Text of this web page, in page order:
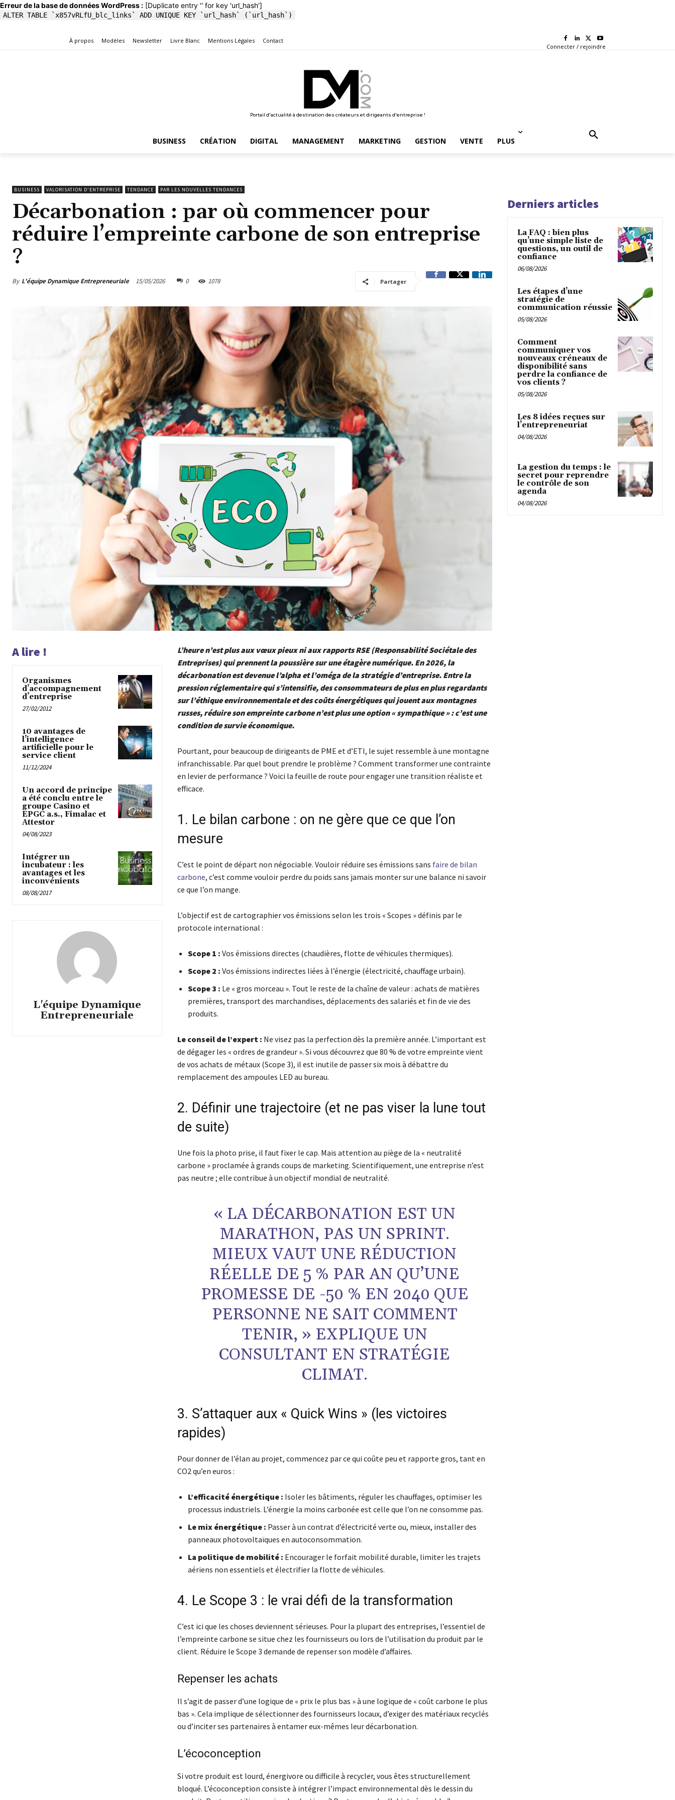
Erreur de la base de données WordPress : [Duplicate entry '' for key 'url_hash']
ALTER TABLE `x857vRLfU_blc_links` ADD UNIQUE KEY `url_hash` (`url_hash`)
À propos Modèles Newsletter Livre Blanc Mentions Légales Contact
Connecter / rejoindre
Portail d'actualité à destination des créateurs et dirigeants d'entreprise !
BUSINESS CRÉATION DIGITAL MANAGEMENT MARKETING GESTION VENTE PLUS
BUSINESS VALORISATION D'ENTREPRISE TENDANCE PAR LES NOUVELLES TENDANCES
Décarbonation : par où commencer pour
réduire l’empreinte carbone de son entreprise
?
By L'équipe Dynamique Entrepreneuriale 15/05/2026 0 1078 Partager
A lire !
Organismes
d’accompagnement
d’entreprise
27/02/2012
10 avantages de
l’intelligence
artificielle pour le
service client
11/12/2024
Un accord de principe
a été conclu entre le
groupe Casino et
EPGC a.s., Fimalac et
Attestor
04/08/2023
Intégrer un
incubateur : les
avantages et les
inconvénients
08/08/2017
L'équipe Dynamique
Entrepreneuriale
L’heure n’est plus aux vœux pieux ni aux rapports RSE (Responsabilité Sociétale des
Entreprises) qui prennent la poussière sur une étagère numérique. En 2026, la
décarbonation est devenue l’alpha et l’oméga de la stratégie d’entreprise. Entre la
pression réglementaire qui s’intensifie, des consommateurs de plus en plus regardants
sur l’éthique environnementale et des coûts énergétiques qui jouent aux montagnes
russes, réduire son empreinte carbone n’est plus une option « sympathique » : c’est une
condition de survie économique.
Pourtant, pour beaucoup de dirigeants de PME et d’ETI, le sujet ressemble à une montagne
infranchissable. Par quel bout prendre le problème ? Comment transformer une contrainte
en levier de performance ? Voici la feuille de route pour engager une transition réaliste et
efficace.
1. Le bilan carbone : on ne gère que ce que l’on
mesure
C’est le point de départ non négociable. Vouloir réduire ses émissions sans faire de bilan
carbone, c’est comme vouloir perdre du poids sans jamais monter sur une balance ni savoir
ce que l’on mange.
L’objectif est de cartographier vos émissions selon les trois « Scopes » définis par le
protocole international :
Scope 1 : Vos émissions directes (chaudières, flotte de véhicules thermiques).
Scope 2 : Vos émissions indirectes liées à l’énergie (électricité, chauffage urbain).
Scope 3 : Le « gros morceau ». Tout le reste de la chaîne de valeur : achats de matières
premières, transport des marchandises, déplacements des salariés et fin de vie des
produits.
Le conseil de l’expert : Ne visez pas la perfection dès la première année. L’important est
de dégager les « ordres de grandeur ». Si vous découvrez que 80 % de votre empreinte vient
de vos achats de métaux (Scope 3), il est inutile de passer six mois à débattre du
remplacement des ampoules LED au bureau.
2. Définir une trajectoire (et ne pas viser la lune tout
de suite)
Une fois la photo prise, il faut fixer le cap. Mais attention au piège de la « neutralité
carbone » proclamée à grands coups de marketing. Scientifiquement, une entreprise n’est
pas neutre ; elle contribue à un objectif mondial de neutralité.
« LA DÉCARBONATION EST UN
MARATHON, PAS UN SPRINT.
MIEUX VAUT UNE RÉDUCTION
RÉELLE DE 5 % PAR AN QU’UNE
PROMESSE DE -50 % EN 2040 QUE
PERSONNE NE SAIT COMMENT
TENIR, » EXPLIQUE UN
CONSULTANT EN STRATÉGIE
CLIMAT.
3. S’attaquer aux « Quick Wins » (les victoires
rapides)
Pour donner de l’élan au projet, commencez par ce qui coûte peu et rapporte gros, tant en
CO2 qu’en euros :
L’efficacité énergétique : Isoler les bâtiments, réguler les chauffages, optimiser les
processus industriels. L’énergie la moins carbonée est celle que l’on ne consomme pas.
Le mix énergétique : Passer à un contrat d’électricité verte ou, mieux, installer des
panneaux photovoltaïques en autoconsommation.
La politique de mobilité : Encourager le forfait mobilité durable, limiter les trajets
aériens non essentiels et électrifier la flotte de véhicules.
4. Le Scope 3 : le vrai défi de la transformation
C’est ici que les choses deviennent sérieuses. Pour la plupart des entreprises, l’essentiel de
l’empreinte carbone se situe chez les fournisseurs ou lors de l’utilisation du produit par le
client. Réduire le Scope 3 demande de repenser son modèle d’affaires.
Repenser les achats
Il s’agit de passer d’une logique de « prix le plus bas » à une logique de « coût carbone le plus
bas ». Cela implique de sélectionner des fournisseurs locaux, d’exiger des matériaux recyclés
ou d’inciter ses partenaires à entamer eux-mêmes leur décarbonation.
L’écoconception
Si votre produit est lourd, énergivore ou difficile à recycler, vous êtes structurellement
bloqué. L’écoconception consiste à intégrer l’impact environnemental dès le dessin du
Derniers articles
La FAQ : bien plus
qu’une simple liste de
questions, un outil de
confiance
06/08/2026
Les étapes d’une
stratégie de
communication réussie
05/08/2026
Comment
communiquer vos
nouveaux créneaux de
disponibilité sans
perdre la confiance de
vos clients ?
05/08/2026
Les 8 idées reçues sur
l’entrepreneuriat
04/08/2026
La gestion du temps : le
secret pour reprendre
le contrôle de son
agenda
04/08/2026